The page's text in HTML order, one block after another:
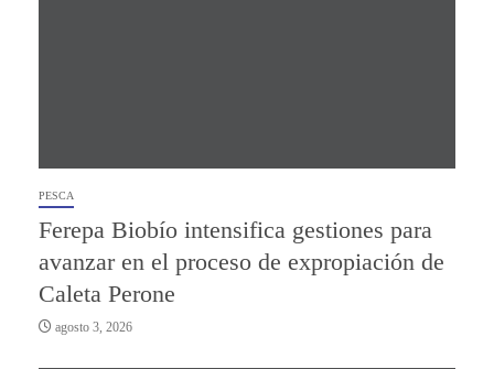
PESCA
Ferepa Biobío intensifica gestiones para
avanzar en el proceso de expropiación de
Caleta Perone
agosto 3, 2026